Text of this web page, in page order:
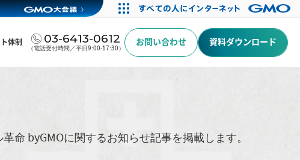
体制 03-6413-0612
（電話受付時間／平日9:00-17:30）
お問い合わせ 資料ダウンロード
命 byGMOに関するお知らせ記事を掲載します。